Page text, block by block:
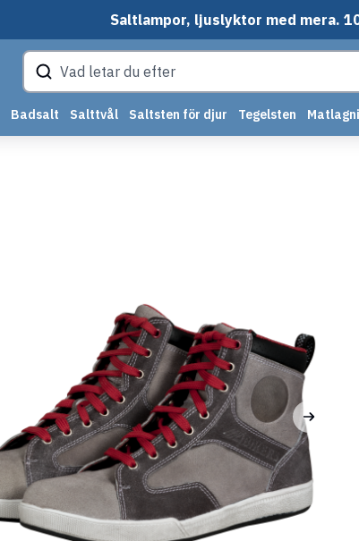
Saltlampor, ljuslyktor med mera.
Badsalt Salttvål Saltsten för djur Tegelsten